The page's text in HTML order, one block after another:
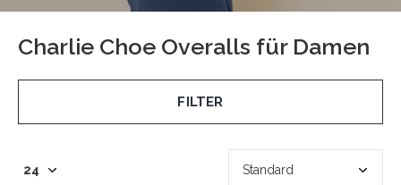
Charlie Choe Overalls für Damen
FILTER